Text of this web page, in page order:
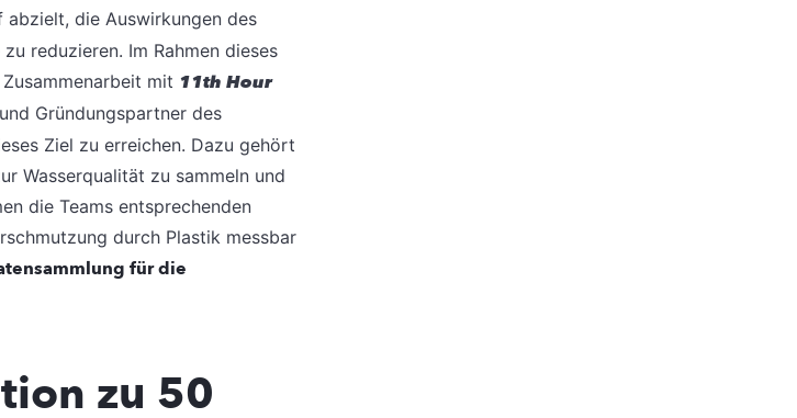
abzielt, die Auswirkungen des
reduzieren. Im Rahmen dieses
mit 11th Hour
Gründungspartner des
Ziel zu erreichen. Dazu gehört
Wasserqualität zu sammeln und
die Teams entsprechenden
durch Plastik messbar
für die
zu 50